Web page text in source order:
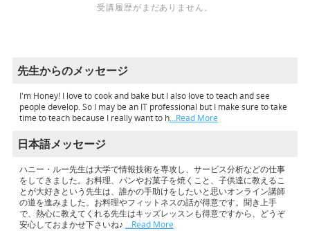
受講履歴がまだありません。
先生からのメッセージ
I'm Honey! I love to cook and bake but I also love to teach and see
people develop. So I may be an IT professional but I make sure to take
time to teach because I really want to h…Read More
日本語メッセージ
ハニー・ルー先生は大学で情報技術を専攻し、サービス分析などの仕事
をしてきました。お料理、パンやお菓子を焼くこと、子供達に教えるこ
とが大好きという先生は、誰かの手助けをしたいと思いオンライン講師
の道を進みました。お料理やフィットネスの話が得意です。聞き上手
で、熱心に教えてくれる先生はキッズレッスンも得意ですから、どうぞ
安心しておまかせ下さいね♪ …Read More